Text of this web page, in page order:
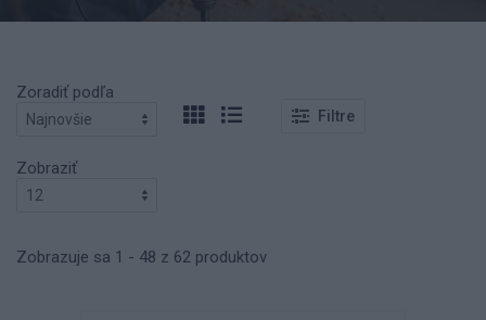
Zoradiť podľa
Filtre
Zobraziť
Zobrazuje sa 1 - 48 z 62 produktov